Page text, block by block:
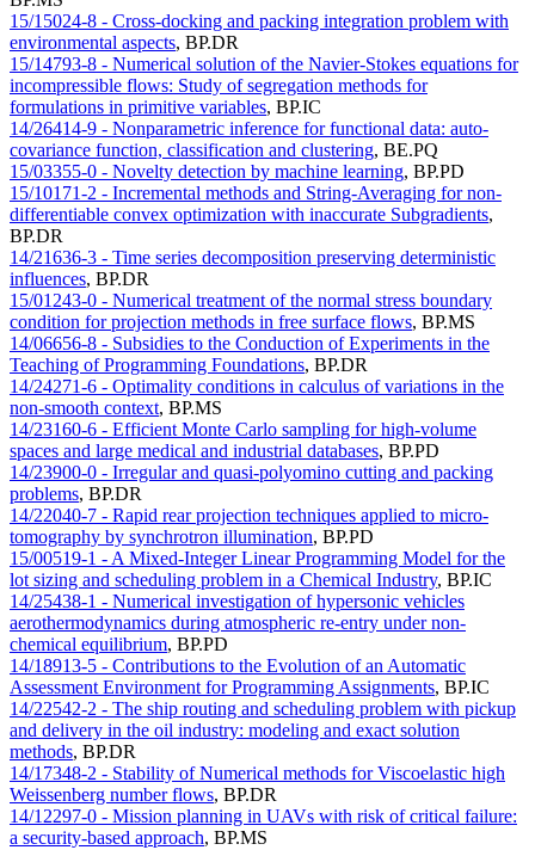
15/15024-8 - Cross-docking and packing integration problem with
environmental aspects, BP.DR
15/14793-8 - Numerical solution of the Navier-Stokes equations for
incompressible flows: Study of segregation methods for
formulations in primitive variables, BP.IC
14/26414-9 - Nonparametric inference for functional data: auto-
covariance function, classification and clustering, BE.PQ
15/03355-0 - Novelty detection by machine learning, BP.PD
15/10171-2 - Incremental methods and String-Averaging for non-
differentiable convex optimization with inaccurate Subgradients,
BP.DR
14/21636-3 - Time series decomposition preserving deterministic
influences, BP.DR
15/01243-0 - Numerical treatment of the normal stress boundary
condition for projection methods in free surface flows, BP.MS
14/06656-8 - Subsidies to the Conduction of Experiments in the
Teaching of Programming Foundations, BP.DR
14/24271-6 - Optimality conditions in calculus of variations in the
non-smooth context, BP.MS
14/23160-6 - Efficient Monte Carlo sampling for high-volume
spaces and large medical and industrial databases, BP.PD
14/23900-0 - Irregular and quasi-polyomino cutting and packing
problems, BP.DR
14/22040-7 - Rapid rear projection techniques applied to micro-
tomography by synchrotron illumination, BP.PD
15/00519-1 - A Mixed-Integer Linear Programming Model for the
lot sizing and scheduling problem in a Chemical Industry, BP.IC
14/25438-1 - Numerical investigation of hypersonic vehicles
aerothermodynamics during atmospheric re-entry under non-
chemical equilibrium, BP.PD
14/18913-5 - Contributions to the Evolution of an Automatic
Assessment Environment for Programming Assignments, BP.IC
14/22542-2 - The ship routing and scheduling problem with pickup
and delivery in the oil industry: modeling and exact solution
methods, BP.DR
14/17348-2 - Stability of Numerical methods for Viscoelastic high
Weissenberg number flows, BP.DR
14/12297-0 - Mission planning in UAVs with risk of critical failure:
a security-based approach, BP.MS